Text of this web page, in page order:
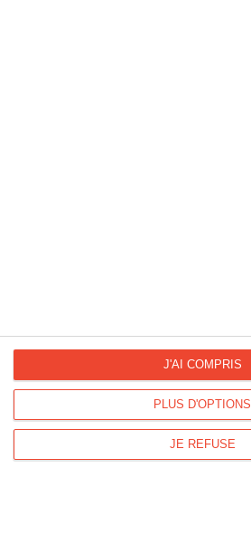
PLUS D'OPTIONS
JE REFUSE
J'AI COMPRIS
La Fan page
FACEBOOK
INSTAGRAM